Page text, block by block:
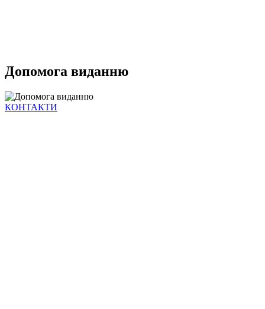
Допомога виданню
КОНТАКТИ